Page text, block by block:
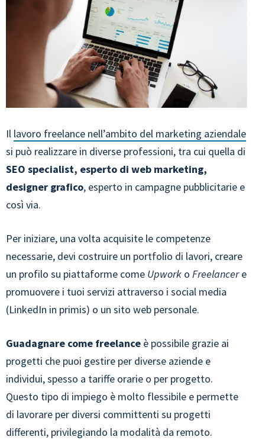
Il lavoro freelance nell’ambito del marketing aziendale
si può realizzare in diverse professioni, tra cui quella di
SEO specialist, esperto di web marketing,
designer grafico, esperto in campagne pubblicitarie e
così via.
Per iniziare, una volta acquisite le competenze
necessarie, devi costruire un portfolio di lavori, creare
un profilo su piattaforme come Upwork o Freelancere
promuovere i tuoi servizi attraverso i social media
(LinkedIn in primis) o un sito web personale.
Guadagnare come freelance è possibile grazie ai
progetti che puoi gestire per diverse aziende e
individui, spesso a tariffe orarie o per progetto.
Questo tipo di impiego è molto flessibile e permette
di lavorare per diversi committenti su progetti
differenti, privilegiando la modalità da remoto.